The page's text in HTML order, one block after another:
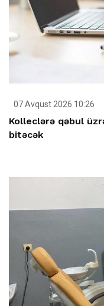
07 Avqust 2026 10:26
Kolleclərə qəbul
bitəcək